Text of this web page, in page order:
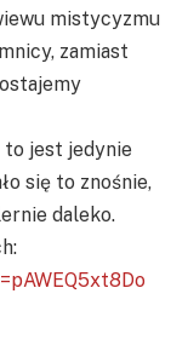
mistycyzmu
zamiast
jest jedynie
się to znośnie,
daleko.